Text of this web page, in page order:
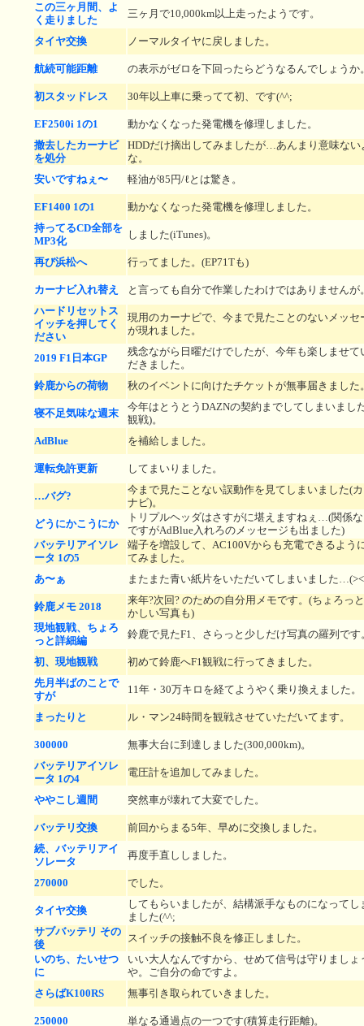
この三ヶ月間、よ
く走りました
三ヶ月で10,000km以上走ったようです。
タイヤ交換 ノーマルタイヤに戻しました。
航続可能距離 の表示がゼロを下回ったらどうなるんでしょうか
初スタッドレス 30年以上車に乗ってて初、です(^^;
EF2500i 1の1
動かなくなった発電機を修理しました。
撤去したカーナビ
を処分
HDDだけ摘出してみましたが…あんまり意味ない
な。
安いですねぇ〜
軽油が85円/ℓとは驚き。
EF1400 1の1
動かなくなった発電機を修理しました。
持ってるCD全部を
MP3化
しました(iTunes)。
再び浜松へ 行ってました。(EP71Tも)
カーナビ入れ替え
と言っても自分で作業したわけではありませんが
ハードリセットス
イッチを押してく
ださい
現用のカーナビで、今まで見たことのないメッセ
が現れました。
2019 F1日本GP
残念ながら日曜だけでしたが、今年も楽しませて
だきました。
鈴鹿からの荷物
秋のイベントに向けたチケットが無事届きました
寝不足気味な週末
今年はとうとうDAZNの契約までしてしまいまし
観戦)。
AdBlue
を補給しました。
運転免許更新 してまいりました。
…バグ?
今まで見たことない誤動作を見てしまいました(
ナビ)。
どうにかこうにか
トリプルヘッダはさすがに堪えますねぇ…(関係
ですがAdBlue入れろのメッセージも出ました)
バッテリアイソレ
ータ 1の5
端子を増設して、AC100Vからも充電できるよう
てみました。
あ〜ぁ
またまた青い紙片をいただいてしまいました
鈴鹿メモ 2018
来年?次回? のための自分用メモです。(ちょろっ
かしい写真も)
現地観戦、ちょろ
っと詳細編
鈴鹿で見たF1、さらっと少しだけ写真の羅列です
初、現地観戦
初めて鈴鹿へF1観戦に行ってきました。
先月半ばのことで
すが
11年・30万キロを経てようやく乗り換えました。
まったりと ル・マン24時間を観戦させていただいてます。
300000
無事大台に到達しました(300,000km)。
バッテリアイソレ
ータ 1の4
電圧計を追加してみました。
ややこし週間 突然車が壊れて大変でした。
バッテリ交換
前回からまる5年、早めに交換しました。
続、バッテリアイ
ソレータ
再度手直ししました。
270000 でした。
タイヤ交換
してもらいましたが、結構派手なものになってし
ました(^^;
サブバッテリ その
後
スイッチの接触不良を修正しました。
いのち、たいせつ
に
いい大人なんですから、せめて信号は守りましょ
や。ご自分の命ですよ。
さらばK100RS
無事引き取られていきました。
250000 単なる通過点の一つです(積算走行距離)。